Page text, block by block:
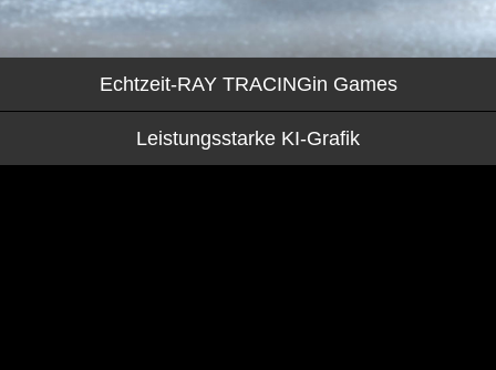
Echtzeit-RAY TRACINGin Games
Leistungsstarke KI-Grafik